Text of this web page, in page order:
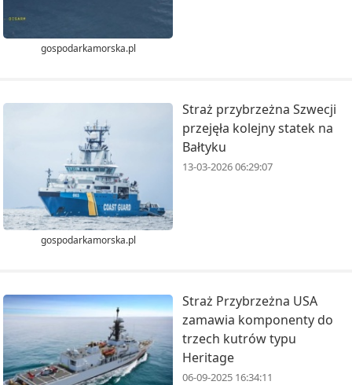
gospodarkamorska.pl
gospodarkamorska.pl
Straż przybrzeżna Szwecji
przejęła kolejny statek na
Bałtyku
13-03-2026 06:29:07
Straż Przybrzeżna USA
zamawia komponenty do
trzech kutrów typu
Heritage
06-09-2025 16:34:11